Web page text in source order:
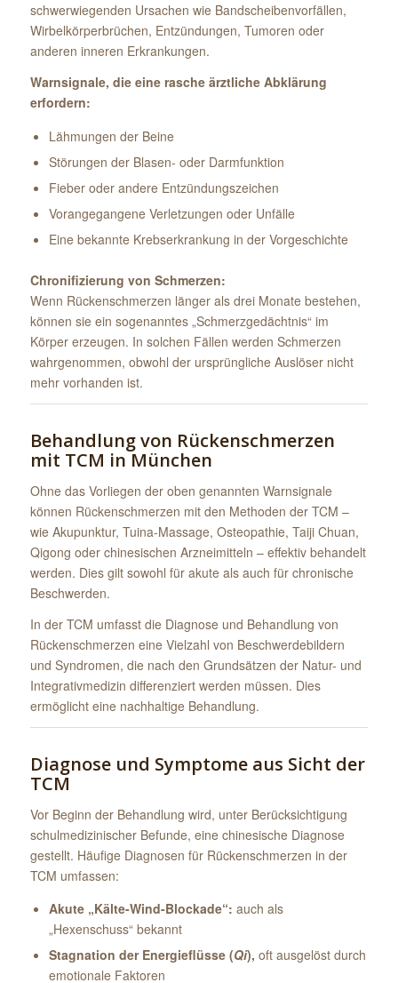
schwerwiegenden Ursachen wie Bandscheibenvorfällen,
Wirbelkörperbrüchen, Entzündungen, Tumoren oder
anderen inneren Erkrankungen.
Warnsignale, die eine rasche ärztliche Abklärung
erfordern:
Lähmungen der Beine
Störungen der Blasen- oder Darmfunktion
Fieber oder andere Entzündungszeichen
Vorangegangene Verletzungen oder Unfälle
Eine bekannte Krebserkrankung in der Vorgeschichte
Chronifizierung von Schmerzen:
Wenn Rückenschmerzen länger als drei Monate bestehen,
können sie ein sogenanntes „Schmerzgedächtnis“ im
Körper erzeugen. In solchen Fällen werden Schmerzen
wahrgenommen, obwohl der ursprüngliche Auslöser nicht
mehr vorhanden ist.
Behandlung von Rückenschmerzen
mit TCM in München
Ohne das Vorliegen der oben genannten Warnsignale
können Rückenschmerzen mit den Methoden der TCM –
wie Akupunktur, Tuina-Massage, Osteopathie, Taiji Chuan,
Qigong oder chinesischen Arzneimitteln – effektiv behandelt
werden. Dies gilt sowohl für akute als auch für chronische
Beschwerden.
In der TCM umfasst die Diagnose und Behandlung von
Rückenschmerzen eine Vielzahl von Beschwerdebildern
und Syndromen, die nach den Grundsätzen der Natur- und
Integrativmedizin differenziert werden müssen. Dies
ermöglicht eine nachhaltige Behandlung.
Diagnose und Symptome aus Sicht der
TCM
Vor Beginn der Behandlung wird, unter Berücksichtigung
schulmedizinischer Befunde, eine chinesische Diagnose
gestellt. Häufige Diagnosen für Rückenschmerzen in der
TCM umfassen:
Akute „Kälte-Wind-Blockade“: auch als
„Hexenschuss“ bekannt
Stagnation der Energieflüsse (Qi), oft ausgelöst durch
emotionale Faktoren